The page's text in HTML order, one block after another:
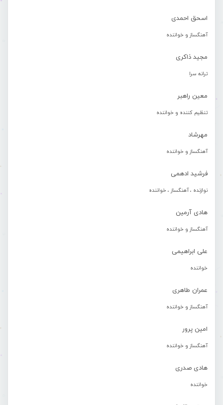
اسحق احمدی
آهنگساز و خواننده
مجید ذاکری
ترانه سرا
معین راهبر
تنظیم کننده و خواننده
مهرشاد
آهنگساز و خواننده
فرشید ادهمی
نوازنده ، آهنگساز ، خواننده
هادی آرمین
آهنگساز و خواننده
علی ابراهیمی
خواننده
عمران طاهری
آهنگساز و خواننده
امین پرور
آهنگساز و خواننده
هادی صدری
خواننده